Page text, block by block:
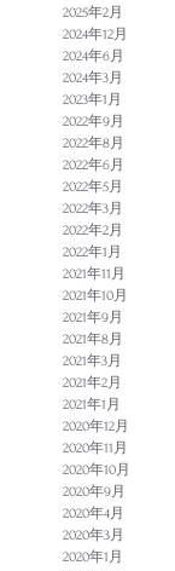
2025年2月
2024年12月
2024年6月
2024年3月
2023年1月
2022年9月
2022年8月
2022年6月
2022年5月
2022年3月
2022年2月
2022年1月
2021年11月
2021年10月
2021年9月
2021年8月
2021年3月
2021年2月
2021年1月
2020年12月
2020年11月
2020年10月
2020年9月
2020年4月
2020年3月
2020年1月